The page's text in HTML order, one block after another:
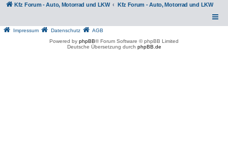
Kfz Forum - Auto, Motorrad und LKW Kfz Forum - Auto, Motorrad und LKW
Impressum Datenschutz
AGB
Powered by phpBB® Forum Software © phpBB Limited
Deutsche Übersetzung durch phpBB.de